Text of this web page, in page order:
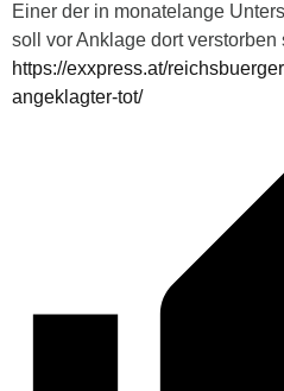
Einer der in monatelange
soll vor Anklage dort verstorben
https://exxpress.at/
angeklagter-tot/